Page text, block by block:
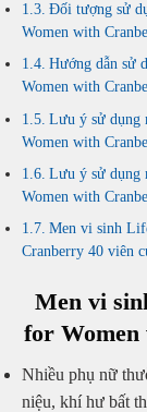
Đối tượng sử
Women with
Hướng dẫn sử
Women with
Lưu ý sử dụng
Women with
Lưu ý sử dụng
Women with
Men vi sinh
Cranberry 40 viên
Men vi
for
Nhiều phụ nữ
niệu, khí hư bất